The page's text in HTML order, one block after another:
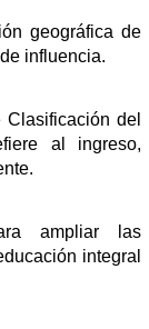
geográfica de
influencia.
del
al ingreso,
.
ampliar las
integral